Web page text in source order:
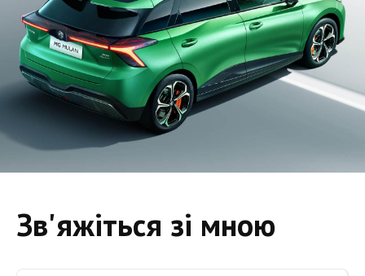
Зв'яжіться зі мною